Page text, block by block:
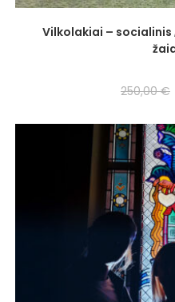
Vilkolakiai –
250,00€